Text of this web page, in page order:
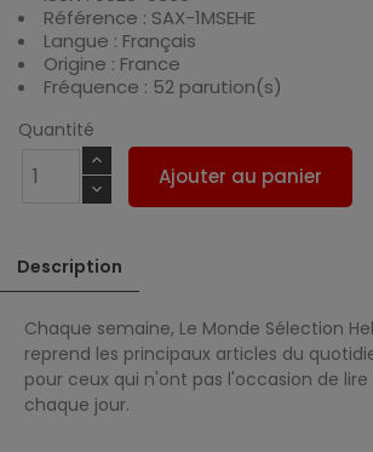
Référence : SAX-1MSEHE
Langue : Français
Origine : France
Fréquence : 52 parution(s)
Quantité
Ajouter au panier
Description
Chaque semaine, Le Monde Sélection
reprend les principaux articles du
pour ceux qui n'ont pas l'occasion de
chaque jour.